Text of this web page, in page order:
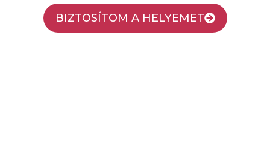
BIZTOSÍTOM A HELYEMET